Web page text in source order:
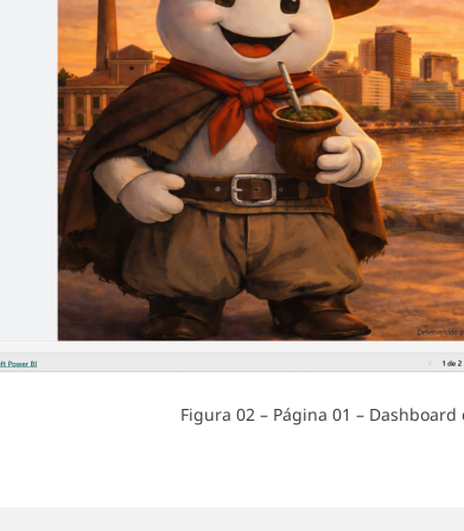
Figura 02 – Página 01 –